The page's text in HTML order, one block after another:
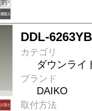
DDL-6263YB
カテゴリ
ダウンライ
ブランド
DAIKO
取付方法